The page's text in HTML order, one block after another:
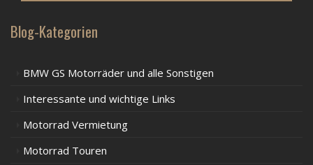
Blog-Kategorien
BMW GS Motorräder und alle Sonstigen
Interessante und wichtige Links
Motorrad Vermietung
Motorrad Touren